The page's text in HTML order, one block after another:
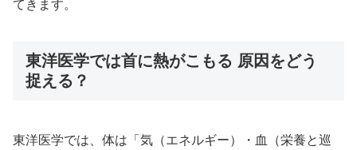
てきます。
東洋医学では首に熱がこもる 原因をどう
捉える？
東洋医学では、体は「気（エネルギー）・血（栄養と巡